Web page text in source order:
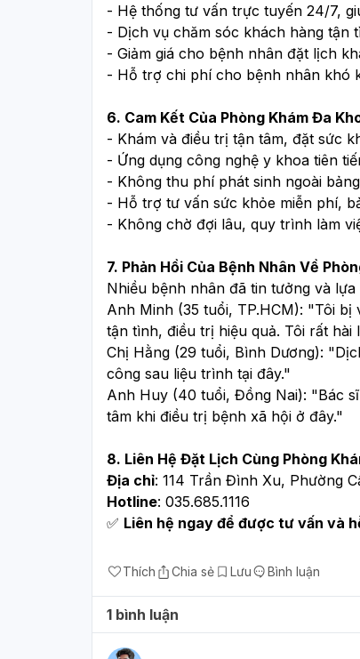
- Hệ thống tư vấn trực tuyến 24/7,
- Dịch vụ chăm sóc khách hàng tận
- Giảm giá cho bệnh nhân đặt lịch
- Hỗ trợ chi phí cho bệnh nhân khó
6. Cam Kết Của Phòng Khám Đa
- Khám và điều trị tận tâm, đặt sức
- Ứng dụng công nghệ y khoa tiên
- Không thu phí phát sinh ngoài
- Hỗ trợ tư vấn sức khỏe miễn phí,
- Không chờ đợi lâu, quy trình làm
7. Phản Hồi Của Bệnh Nhân Về
Nhiều bệnh nhân đã tin tưởng và
Anh Minh (35 tuổi, TP.HCM): "Tôi bị
tận tình, điều trị hiệu quả. Tôi rất hài
Chị Hằng (29 tuổi, Bình Dương):
công sau liệu trình tại đây."
Anh Huy (40 tuổi, Đồng Nai): "Bác
tâm khi điều trị bệnh xã hội ở đây."
8. Liên Hệ Đặt Lịch Cùng Phòng
Địa chỉ: 114 Trần Đình Xu, Phường
Hotline: 035.685.1116
✅ Liên hệ ngay để được tư vấn và
Thích Chia sẻ Lưu Bình luận
1 bình luận